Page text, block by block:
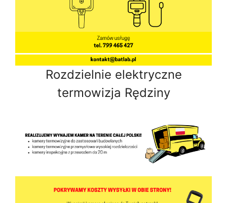
Rozdzielnie elektryczne
termowizja Rędziny